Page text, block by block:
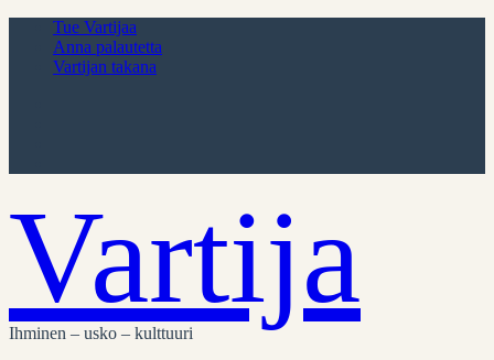
Tue Vartijaa
Anna palautetta
Vartijan takana
Vartija
Ihminen – usko – kulttuuri